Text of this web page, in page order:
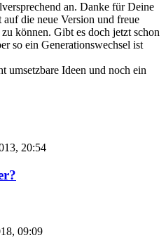
an. Danke für Deine
die neue Version und freue
können. Gibt es doch jetzt schon
so ein Generationswechsel ist
umsetzbare Ideen und noch ein
20:54
09:09